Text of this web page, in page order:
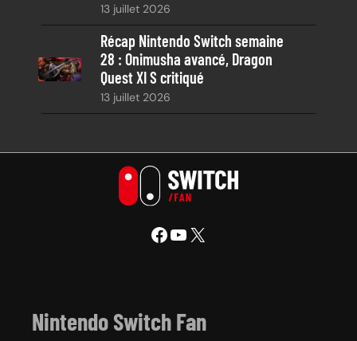
13 juillet 2026
Récap Nintendo Switch semaine
28 : Onimusha avancé, Dragon
Quest XI S critiqué
13 juillet 2026
Facebook YouTube X
Nintendo Switch Fan